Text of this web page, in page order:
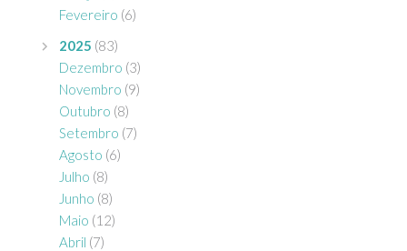
Fevereiro (6)
2025 (83)
Dezembro (3)
Novembro (9)
Outubro (8)
Setembro (7)
Agosto (6)
Julho (8)
Junho (8)
Maio (12)
Abril (7)